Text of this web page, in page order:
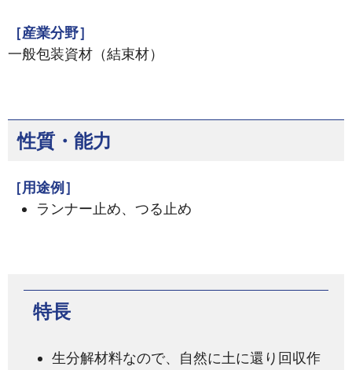
［産業分野］
一般包装資材（結束材）
性質・能力
［用途例］
ランナー止め、つる止め
特長
生分解材料なので、自然に土に還り回収作